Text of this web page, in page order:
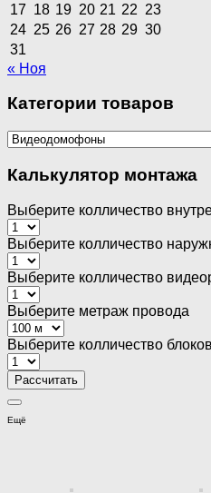
17 18 19 20 21 22 23
24 25 26 27 28 29 30
31
« Ноя
Категории товаров
Калькулятор монтажа
Выберите колличество
Выберите колличество
Выберите колличество
Выберите метраж провода
Выберите колличество
Ещё